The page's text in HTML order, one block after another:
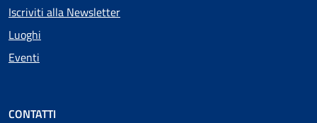
Iscriviti alla Newsletter
Luoghi
Eventi
CONTATTI